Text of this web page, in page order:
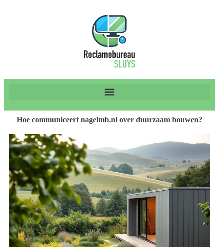
Hoe communiceert nagelmb.nl over duurzaam bouwen?